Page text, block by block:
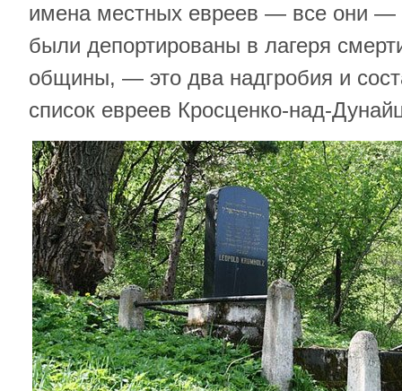
имена местных евреев — все они —
были депортированы в лагеря
общины, — это два надгробия и
список евреев Кросценко-над-